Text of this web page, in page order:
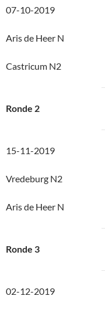
07-10-2019
Aris de Heer N
Castricum N2
Ronde 2
15-11-2019
Vredeburg N2
Aris de Heer N
Ronde 3
02-12-2019